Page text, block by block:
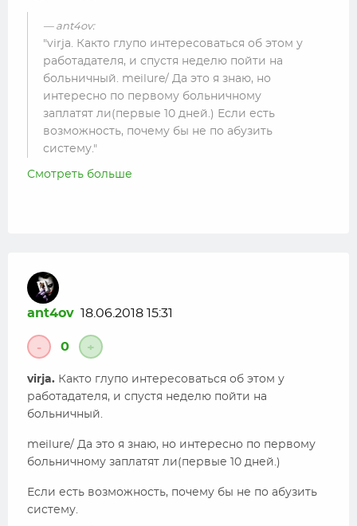
ant4ov:
virja. Както глупо интересоваться об этом у
работадателя, и спустя неделю пойти на
больничный. meilure/ Да это я знаю, но
интересно по первому больничному
заплатят ли(первые 10 дней.) Если есть
возможность, почему бы не по абузить
систему.
Ну ты не сказал с какой целью интересуешься ,
Смотреть больше
ant4ov 18.06.2018 15:31
- 0 +
virja. Както глупо интересоваться об этом у
работадателя, и спустя неделю пойти на
больничный.
meilure/ Да это я знаю, но интересно по первому
больничному заплатят ли(первые 10 дней.)
Если есть возможность, почему бы не по абузить
систему.